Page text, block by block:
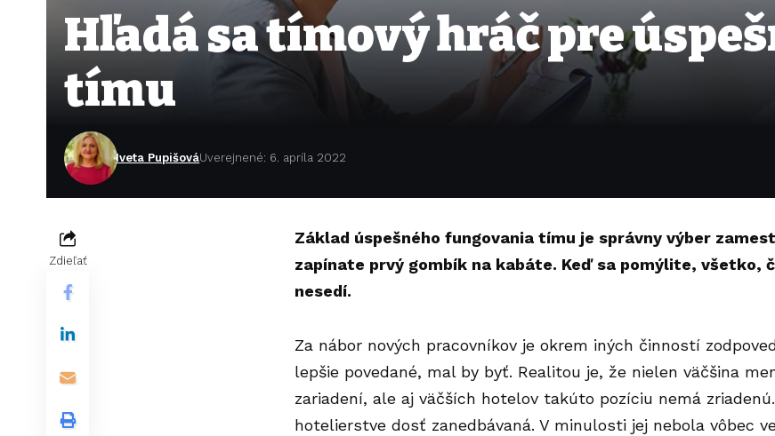
Hľadá sa tímový hráč pre
tímu
Iveta PupišováUverejnené: 6. apríla 2022
Zdieľať
Základ úspešného fungovania tímu je správny výber
zapínate prvý gombík na kabáte. Keď sa pomýlite, všetko,
nesedí.
Za nábor nových pracovníkov je okrem iných činností
lepšie povedané, mal by byť. Realitou je, že nielen väčšina
zariadení, ale aj väčších hotelov takúto pozíciu nemá
hotelierstve dosť zanedbávaná. V minulosti jej nebola vôbec